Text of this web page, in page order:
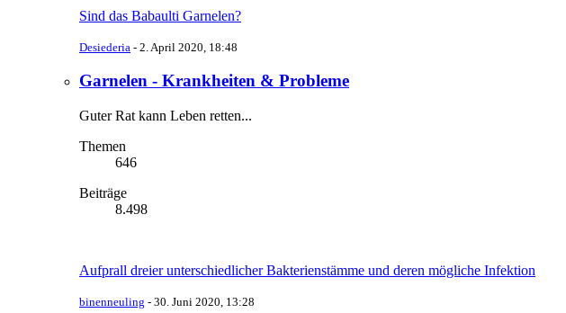
Sind das Babaulti Garnelen?
Desiederia - 2. April 2020, 18:48
Garnelen - Krankheiten & Probleme
Guter Rat kann Leben retten...
Themen
646
Beiträge
8.498
Aufprall dreier unterschiedlicher Bakterienstämme und deren mögliche Infektion
binenneuling - 30. Juni 2020, 13:28